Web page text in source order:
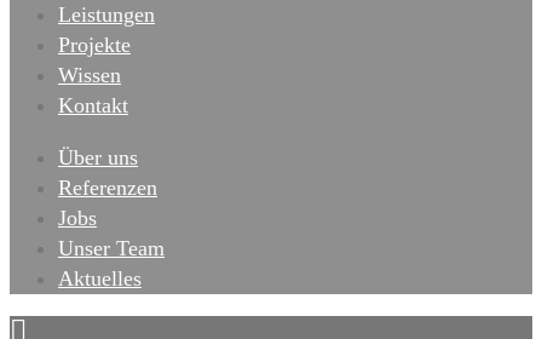
Leistungen
Projekte
Wissen
Kontakt
Über uns
Referenzen
Jobs
Unser Team
Aktuelles